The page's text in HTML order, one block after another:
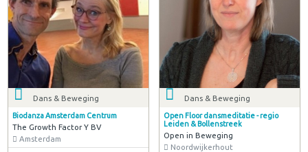
Dans & Beweging
Biodanza Amsterdam Centrum
The Growth Factor Y BV
Amsterdam
Dans & Beweging
Open Floor dansmeditatie - regio
Leiden & Bollenstreek
Open in Beweging
Noordwijkerhout